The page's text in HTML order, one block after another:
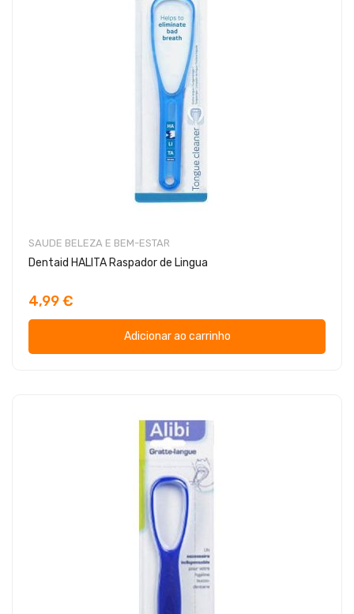
SAUDE BELEZA E BEM-ESTAR
Dentaid HALITA Raspador de Lingua
4,99 €
Adicionar ao carrinho